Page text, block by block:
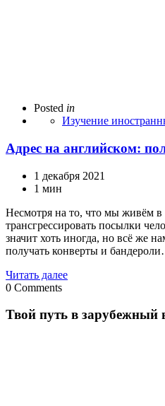
Posted in
Изучение
Адрес на английском:
1 декабря 2021
1 мин
Несмотря на то, что мы живём
трансгрессировать посылки
значит хоть иногда, но всё же
получать конверты и
Читать далее
0 Comments
Твой путь в зарубежный